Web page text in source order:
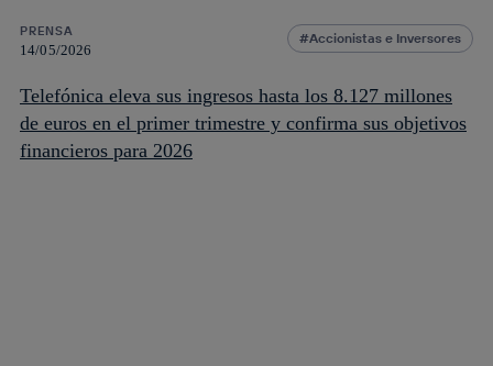
PRENSA
14/05/2026
Accionistas e Inversores
Telefónica eleva sus ingresos hasta los 8.127 millones
de euros en el primer trimestre y confirma sus objetivos
financieros para 2026